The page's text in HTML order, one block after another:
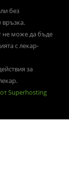
без
връзка.
не може да бъде
с лекар-
за
Superhosting